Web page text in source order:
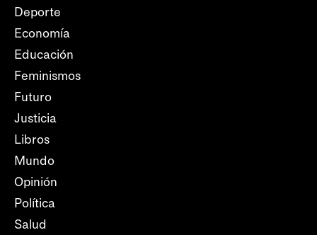
Deporte
Economía
Educación
Feminismos
Futuro
Justicia
Libros
Mundo
Opinión
Política
Salud